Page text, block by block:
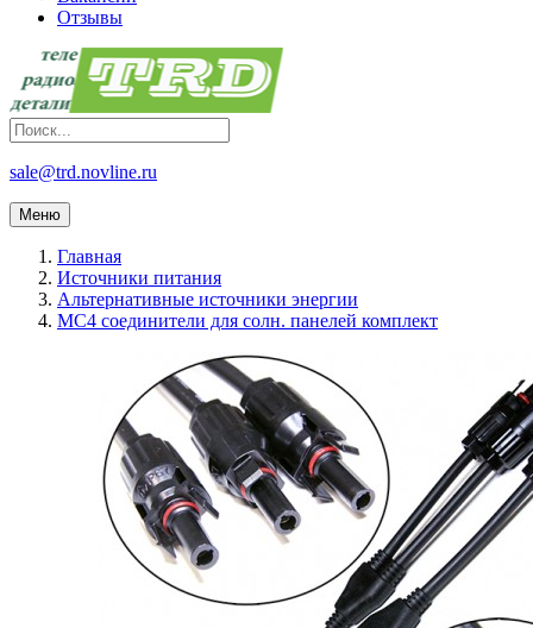
Отзывы
sale@trd.novline.ru
Меню
Главная
Источники питания
Альтернативные источники энергии
MC4 соединители для солн. панелей комплект